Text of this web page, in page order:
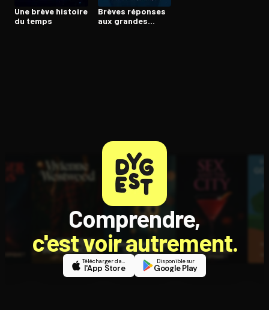
Une brève histoire
du temps
Brèves réponses
aux grandes
Comprendre,
c'est voir autrement.
Télécharger dans
l'App Store
Disponible sur
Google Play